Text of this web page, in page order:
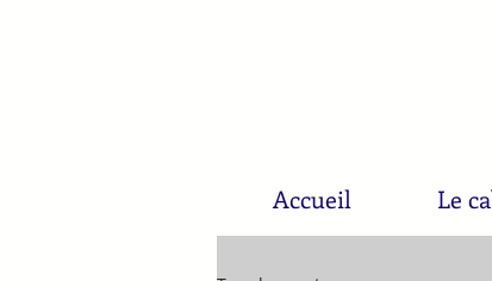
Accueil Le